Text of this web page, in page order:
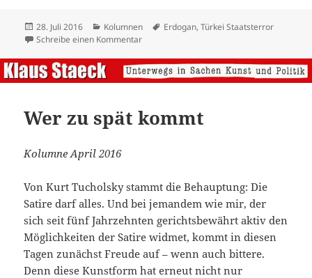
Veröffentlicht
am
28. Juli 2016 Kategorien
Kolumnen Schlagwörter
Erdogan,Türkei Staatsterror
Schreibe einen Kommentarzu Jubeltürken
Wer zu spät kommt
Kolumne April 2016
Von Kurt Tucholsky stammt die Behauptung: Die
Satire darf alles. Und bei jemandem wie mir, der
sich seit fünf Jahrzehnten gerichtsbewährt aktiv den
Möglichkeiten der Satire widmet, kommt in diesen
Tagen zunächst Freude auf – wenn auch bittere.
Denn diese Kunstform hat erneut nicht nur